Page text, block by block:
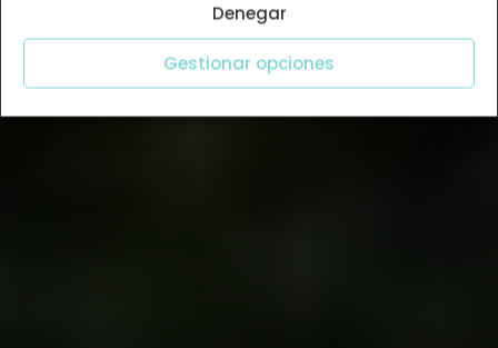
Denegar
Gestionar opciones